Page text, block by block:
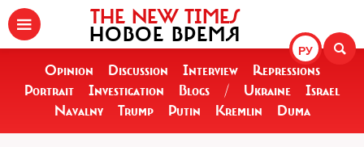
РУ
THE NEW TIMES
НОВОЕ ВРЕМЯ
Opinion Discussion Interview
Repressions
Portrait
Investigation Blogs / Ukraine
Israel
Navalny
Trump Putin Kremlin Duma